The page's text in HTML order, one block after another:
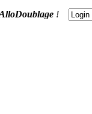
!